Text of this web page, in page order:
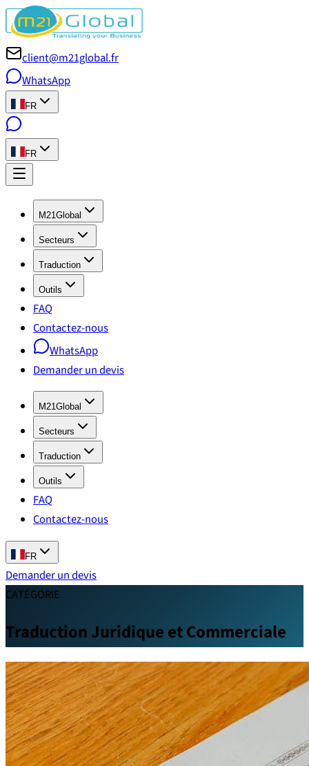
client@m21global.fr
WhatsApp
FR
FR
M21Global
Secteurs
Traduction
Outils
FAQ
Contactez-nous
WhatsApp
Demander un devis
M21Global
Secteurs
Traduction
Outils
FAQ
Contactez-nous
FR
Demander un devis
CATÉGORIE
Traduction Juridique et Commerciale